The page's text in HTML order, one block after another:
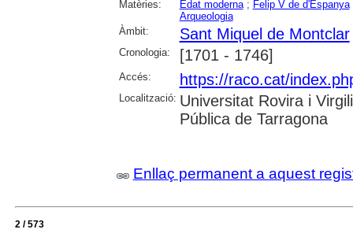
Matèries: Edat moderna; Felip V de d'Espanya
Arqueologia
Àmbit:
Sant Miquel de Montclar
Cronologia: [1701 - 1746]
Accés: https://raco.cat/
Localització: Universitat Rovira i
Pública de Tarragona
Enllaç permanent a aquest
2 / 573